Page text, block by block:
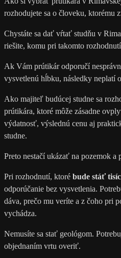
rozhodujete sa o človeku, ktorému
Chystáte sa dať vŕtať studňu v
riešite, komu pri takomto
Ak Vám prútikár odporučí
vysvetlenú hĺbku, následky neplatí
Ako majiteľ budúcej studne sa
prútikára, ktoré môže zásadne
výdatnosť, výslednú cenu aj
studne.
Preto nestačí ukázať na pozemok a
Pri rozhodnutí, ktoré bude stáť
odporúčanie bez vysvetlenia.
dáva, prečo mu veríte a z čoho pri
vychádza.
Nemusíte sa stať geológom.
objednaním vrtu overiť.